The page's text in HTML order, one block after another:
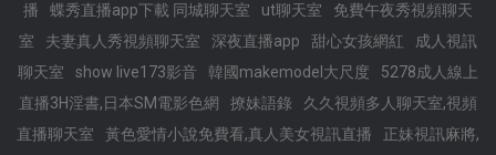
播
蝶秀直播app下載 同城聊天室 ut聊天室
免費午夜秀視頻聊天
室
夫妻真人秀視頻聊天室 深夜直播app 甜心女孩網紅
成人視訊
聊天室
show live173影音 韓國makemodel大尺度
5278成人線上
直播3H淫書,日本SM電影色網
撩妹語錄
久久視頻多人聊天室,視頻
直播聊天室
黃色愛情小說免費看,真人美女視訊直播
正妹視訊麻將,